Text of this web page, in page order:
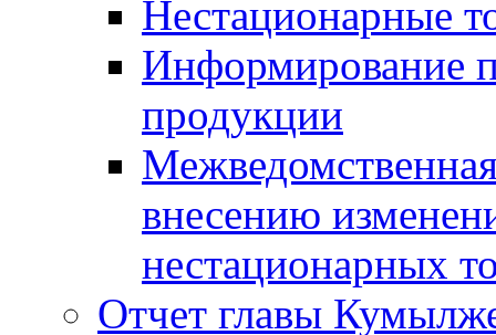
Нестационарные
Информирование
продукции
внесению
нестационарных
Отчет главы